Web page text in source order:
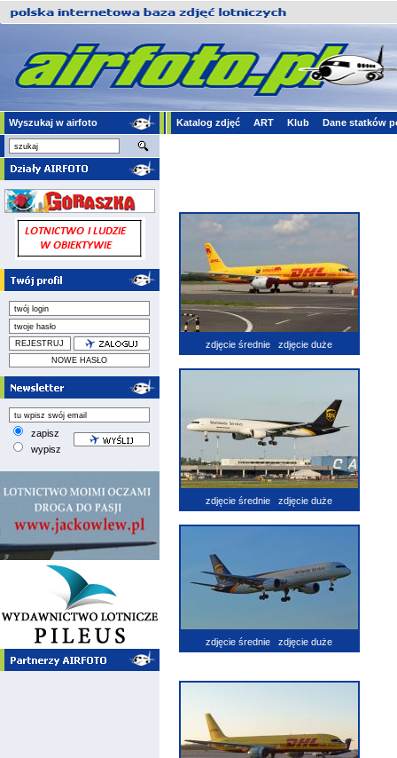
Wyszukaj w airfoto Katalog zdjęć ART Klub Dane statków
zapisz
wypisz
zdjęcie średnie zdjęcie duże
zdjęcie średnie zdjęcie duże
zdjęcie średnie zdjęcie duże